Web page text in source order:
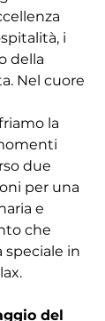
i
della
Nel cuore
la
due
per una
e
che
speciale in
del